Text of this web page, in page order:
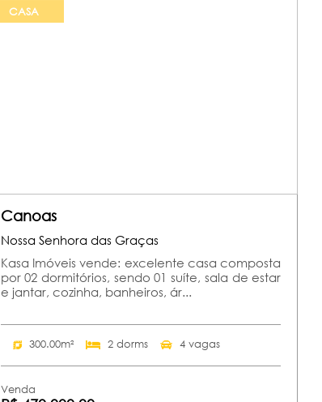
CASA
Canoas
Nossa Senhora das Graças
Kasa Imóveis vende: excelente casa composta
por 02 dormitórios, sendo 01 suíte, sala de estar
e jantar, cozinha, banheiros, ár...
300.00m² 2 dorms 4 vagas
Venda